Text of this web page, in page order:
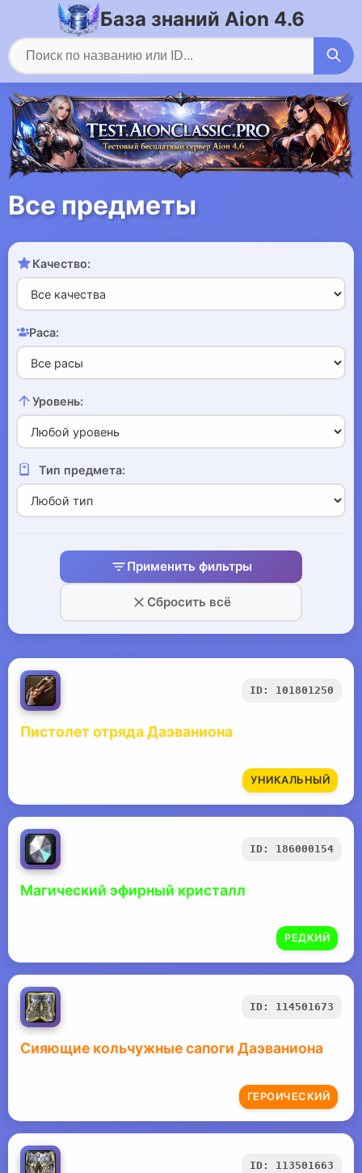
База знаний Aion 4.6
Все предметы
Качество:
Раса:
Уровень:
Тип предмета:
Применить фильтры
Сбросить всё
ID: 101801250
Пистолет отряда Даэваниона
УНИКАЛЬНЫЙ
ID: 186000154
Магический эфирный кристалл
РЕДКИЙ
ID: 114501673
Сияющие кольчужные сапоги Даэваниона
ГЕРОИЧЕСКИЙ
ID: 113501663